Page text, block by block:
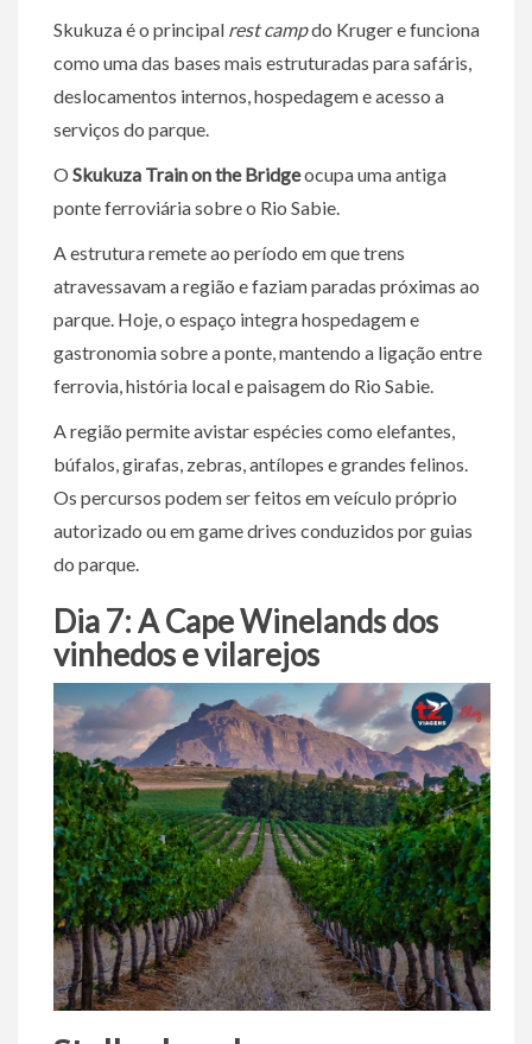
Skukuza é o principal rest campdo Kruger e funciona
como uma das bases mais estruturadas para safáris,
deslocamentos internos, hospedagem e acesso a
serviços do parque.
O Skukuza Train on the Bridgeocupa uma antiga
ponte ferroviária sobre o Rio Sabie.
A estrutura remete ao período em que trens
atravessavam a região e faziam paradas próximas ao
parque. Hoje, o espaço integra hospedagem e
gastronomia sobre a ponte, mantendo a ligação entre
ferrovia, história local e paisagem do Rio Sabie.
A região permite avistar espécies como elefantes,
búfalos, girafas, zebras, antílopes e grandes felinos.
Os percursos podem ser feitos em veículo próprio
autorizado ou em game drives conduzidos por guias
do parque.
Dia 7: A Cape Winelands dos
vinhedos e vilarejos